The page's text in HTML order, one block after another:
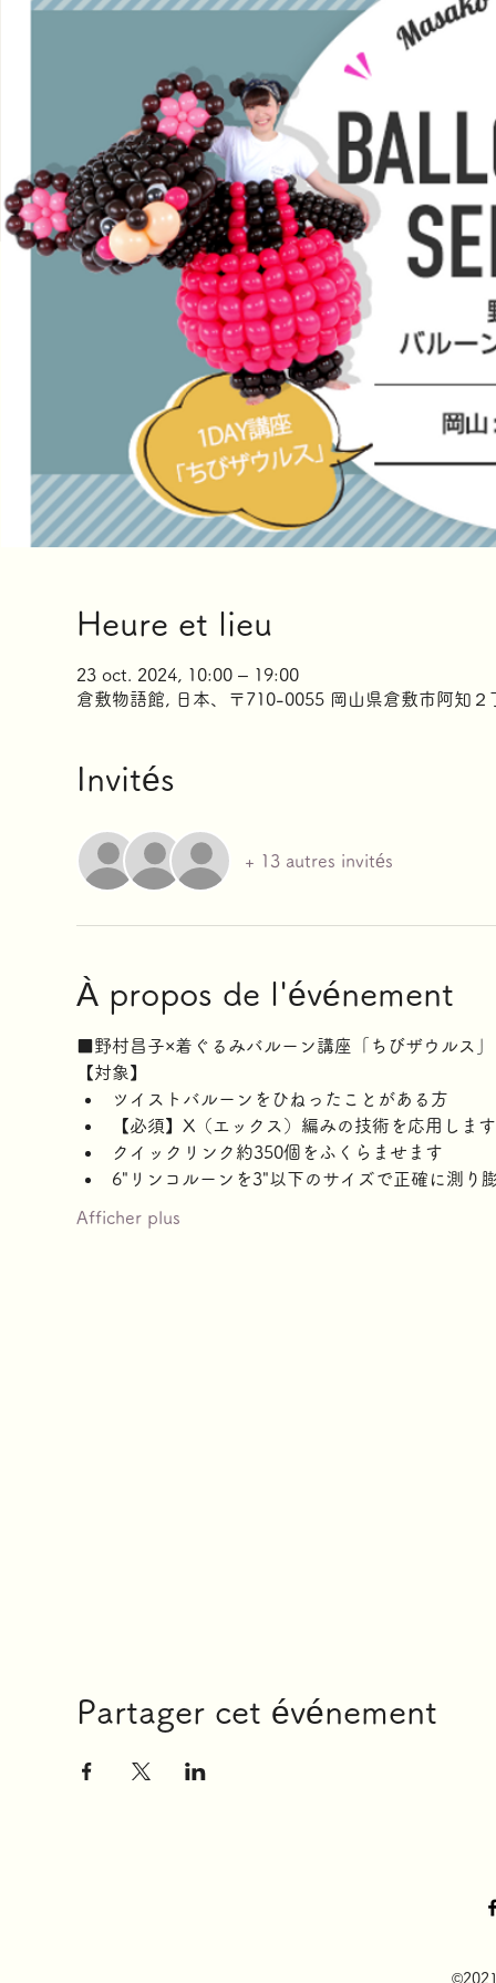
Heure et lieu
23 oct. 2024, 10:00 – 19:00
倉敷物語館, 日本、〒710-0055 岡山県倉敷市阿知２
Invités
+ 13 autres invités
À propos de l'événement
■野村昌子×着ぐるみバルーン講座「ちびザウルス
【対象】
ツイストバルーンをひねったことがある方
【必須】X（エックス）編みの技術を応用しま
クイックリンク約350個をふくらませます
6"リンコルーンを3"以下のサイズで正確に測り
Afficher plus
Partager cet événement